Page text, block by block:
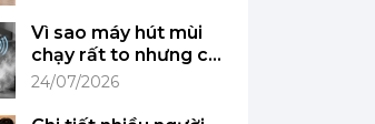
Vì sao máy hút mùi
chạy rất to nhưng căn
bếp vẫn đầy mùi?
24/07/2026